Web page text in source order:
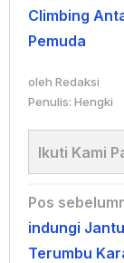
Climbing
Pemuda
oleh Redaksi
Penulis: Hengki
Ikuti Kami
Navigasi
pos
Pos
indungi
Terumbu